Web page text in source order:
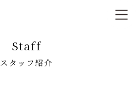
staff
スタッフ紹介